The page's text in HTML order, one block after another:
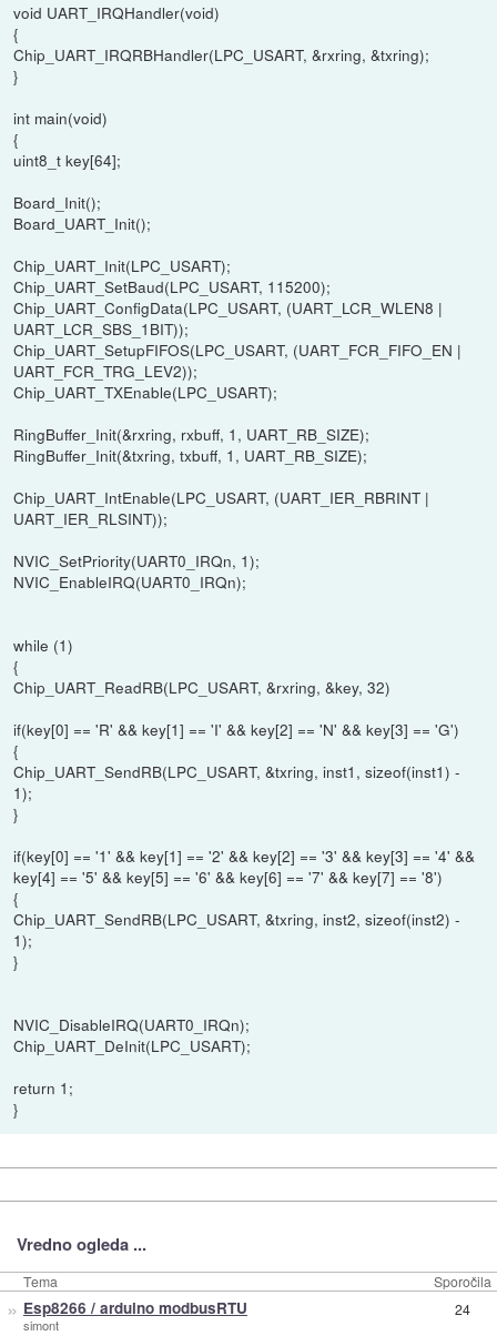
void UART_IRQHandler(void)
{
Chip_UART_IRQRBHandler(LPC_USART, &rxring, &txring);
}
int main(void)
{
uint8_t key[64];
Board_Init();
Board_UART_Init();
Chip_UART_Init(LPC_USART);
Chip_UART_SetBaud(LPC_USART, 115200);
Chip_UART_ConfigData(LPC_USART, (UART_LCR_WLEN8 |
UART_LCR_SBS_1BIT));
Chip_UART_SetupFIFOS(LPC_USART, (UART_FCR_FIFO_EN |
UART_FCR_TRG_LEV2));
Chip_UART_TXEnable(LPC_USART);
RingBuffer_Init(&rxring, rxbuff, 1, UART_RB_SIZE);
RingBuffer_Init(&txring, txbuff, 1, UART_RB_SIZE);
Chip_UART_IntEnable(LPC_USART, (UART_IER_RBRINT |
UART_IER_RLSINT));
NVIC_SetPriority(UART0_IRQn, 1);
NVIC_EnableIRQ(UART0_IRQn);
while (1)
{
Chip_UART_ReadRB(LPC_USART, &rxring, &key, 32)
if(key[0] == 'R' && key[1] == 'I' && key[2] == 'N' && key[3] == 'G')
{
Chip_UART_SendRB(LPC_USART, &txring, inst1, sizeof(inst1) -
1);
}
if(key[0] == '1' && key[1] == '2' && key[2] == '3' && key[3] == '4' &&
key[4] == '5' && key[5] == '6' && key[6] == '7' && key[7] == '8')
{
Chip_UART_SendRB(LPC_USART, &txring, inst2, sizeof(inst2) -
1);
}
NVIC_DisableIRQ(UART0_IRQn);
Chip_UART_DeInit(LPC_USART);
return 1;
}
Vredno ogleda ...
Tema Sporočila
» Esp8266 / arduino modbusRTU
simont
24